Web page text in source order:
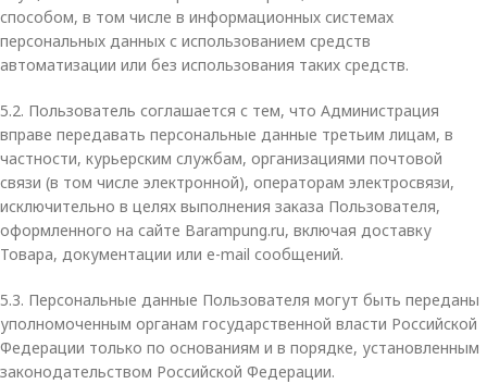
способом, в том числе в информационных системах
персональных данных с использованием средств
автоматизации или без использования таких средств.
5.2. Пользователь соглашается с тем, что Администрация
вправе передавать персональные данные третьим лицам, в
частности, курьерским службам, организациями почтовой
связи (в том числе электронной), операторам электросвязи,
исключительно в целях выполнения заказа Пользователя,
оформленного на сайте Barampung.ru, включая доставку
Товара, документации или e-mail сообщений.
5.3. Персональные данные Пользователя могут быть переданы
уполномоченным органам государственной власти Российской
Федерации только по основаниям и в порядке, установленным
законодательством Российской Федерации.